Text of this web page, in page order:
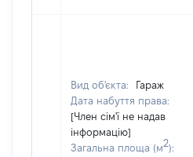
Вид об'єкта:
Гараж
Дата набуття права:
[Член сім'ї не надав
інформацію]
Загальна площа (м2):